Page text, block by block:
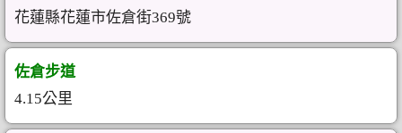
花蓮縣花蓮市佐倉街369號
佐倉步道
4.15公里